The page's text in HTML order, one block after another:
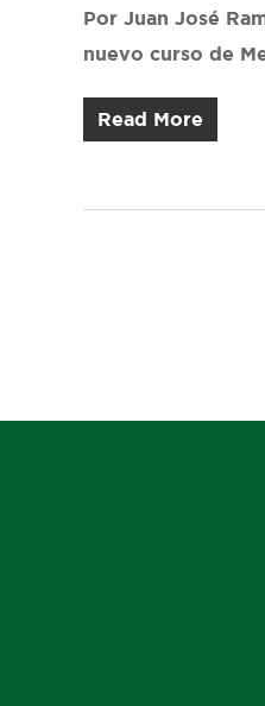
Por Juan José
nuevo curso de
Read More